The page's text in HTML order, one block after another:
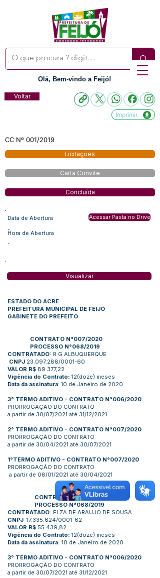
Olá, Bem-vindo a Feijó!
Voltar
Imprimir
CC Nº 001/2019
Licitações
Carta Convite
Concluída
Data de Abertura
-
Hora de Abertura
-
Acessar Pasta no Drive
Visualizar
ESTADO DO ACRE
PREFEITURA MUNICIPAL DE FEIJÓ
GABINETE DO PREFEITO
CONTRATO N°007/2020
PROCESSO N°068/2019
CONTRATADO: R G ALBUQUERQUE
CNPJ 23.097.288/0001-60
VALOR R$ 89.377,22
Vigência do Contrato: 12(doze) meses
Data da assinatura: 10 de Janeiro de 2020
3° TERMO ADITIVO - CONTRATO N°006/2020
PRORROGAÇÃO DO CONTRATO
a partir de 30/07/2021 até 31/12/2021
2° TERMO ADITIVO - CONTRATO N°007/2020
PRORROGAÇÃO DO CONTRATO
a partir de 30/04/2021 até 30/07/2021
1°TERMO ADITIVO - CONTRATO N°007/2020
PRORROGAÇÃO DO CONTRATO
a partir de 08/01/2021 até 30/04/2021
CONTRATO N°006/2020
PROCESSO N°068/2019
CONTRATADO: ELZA DE ARAUJO DE SOUSA
CNPJ 17.335.624/0001-62
VALOR R$ 55.439,82
Vigência do Contrato: 12(doze) meses
Data da assinatura: 10 de Janeiro de 2020
3° TERMO ADITIVO - CONTRATO N°006/2020
PRORROGAÇÃO DO CONTRATO
a partir de 30/07/2021 até 31/12/2021